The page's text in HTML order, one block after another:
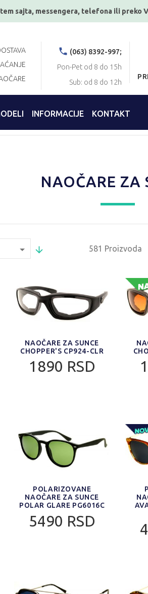
sajta, messengera, telefona ili preko
(063) 8392-997;
Pon-Pet od 8 do 15h
Sub: od 8 do 12h
INFORMACIJE KONTAKT
NAOČARE ZA
581 Proizvoda
NAOČARE ZA SUNCE
CHOPPER'S CP924-CLR
1890 RSD
POLARIZOVANE
NAOČARE ZA SUNCE
POLAR GLARE PG6016C
5490 RSD